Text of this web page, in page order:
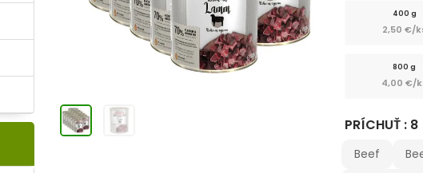
400 g
2,50 €/
800 g
4,00 €/
PRÍCHUŤ : 8
Beef